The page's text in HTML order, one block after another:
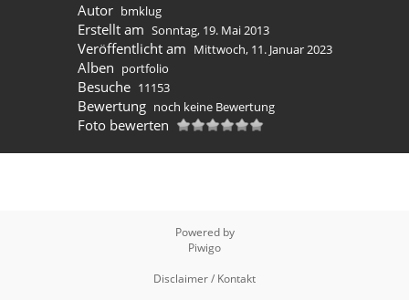
Autor bmklug
Erstellt am Sonntag, 19. Mai 2013
Veröffentlicht am Mittwoch, 11. Januar 2023
Alben portfolio
Besuche 11153
Bewertung noch keine Bewertung
Foto bewerten
Powered by
Piwigo
Disclaimer / Kontakt